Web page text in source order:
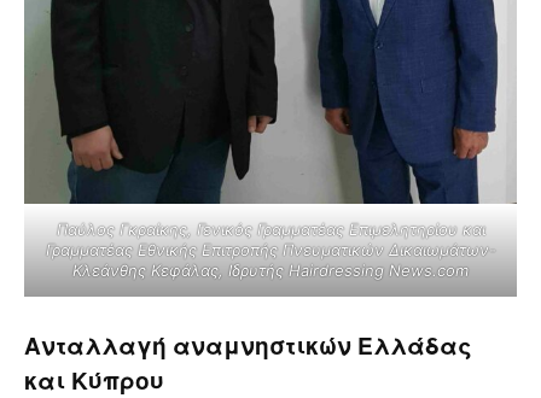
Παύλος Γκραίκης, Γενικός Γραμματέας Επιμελητηρίου και
Γραμματέας Εθνικής Επιτροπής Πνευματικών Δικαιωμάτων-
Κλεάνθης Κεφάλας, Ιδρυτής Hairdressing News.com
Ανταλλαγή αναμνηστικών Ελλάδας
και Κύπρου